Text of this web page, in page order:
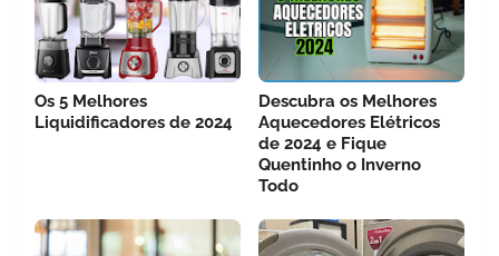
Os 5 Melhores
Liquidificadores de 2024
Descubra os Melhores
Aquecedores Elétricos
de 2024 e Fique
Quentinho o Inverno
Todo